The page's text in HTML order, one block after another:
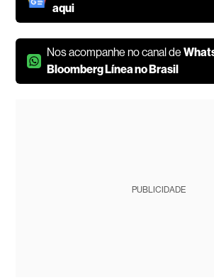
aqui
Nos acompanhe no canal de
Bloomberg Línea no Brasil
PUBLICIDADE